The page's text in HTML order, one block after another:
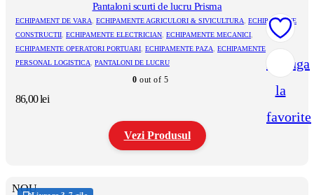
variații.
Opțiunile
pot
fi
alese
produsului.
Adauga
la
favorite
Pantaloni scurti de lucru Prisma
ECHIPAMENT DE VARA, ECHIPAMENTE AGRICULORI & SIVICULTURA, ECHIPAMENTE
CONSTRUCTII, ECHIPAMENTE ELECTRICIAN, ECHIPAMENTE MECANICI,
ECHIPAMENTE OPERATORI PORTUARI, ECHIPAMENTE PAZA, ECHIPAMENTE
PERSONAL LOGISTICA, PANTALONI DE LUCRU
0 out of 5
86,00lei
Vezi Produsul
are
NOU